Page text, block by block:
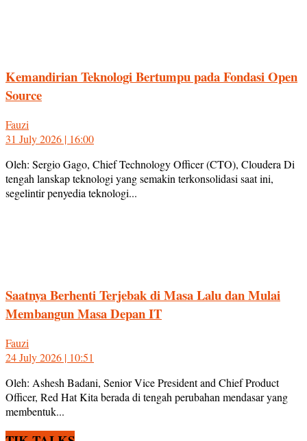
Kemandirian Teknologi Bertumpu pada Fondasi Open
Source
Fauzi
31 July 2026 | 16:00
Oleh: Sergio Gago, Chief Technology Officer (CTO), Cloudera Di
tengah lanskap teknologi yang semakin terkonsolidasi saat ini,
segelintir penyedia teknologi...
Saatnya Berhenti Terjebak di Masa Lalu dan Mulai
Membangun Masa Depan IT
Fauzi
24 July 2026 | 10:51
Oleh: Ashesh Badani, Senior Vice President and Chief Product
Officer, Red Hat Kita berada di tengah perubahan mendasar yang
membentuk...